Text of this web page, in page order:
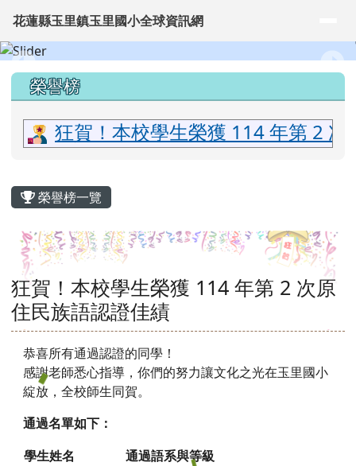
花蓮縣玉里鎮玉里國小全球資訊網
導覽列
花蓮縣玉里鎮玉里國小全球資訊網
上中區域內容
榮譽榜
狂賀！本校學生榮獲 114 年第 2
主內容區域
榮譽榜一覽
狂賀！本校學生榮獲 114 年第 2 次原
住民族語認證佳績
恭喜所有通過認證的同學！
感謝老師悉心指導，你們的努力讓文化之光在玉里國小
綻放，全校師生同賀。
通過名單如下：
學生姓名
通過語系與等級
頁尾區域